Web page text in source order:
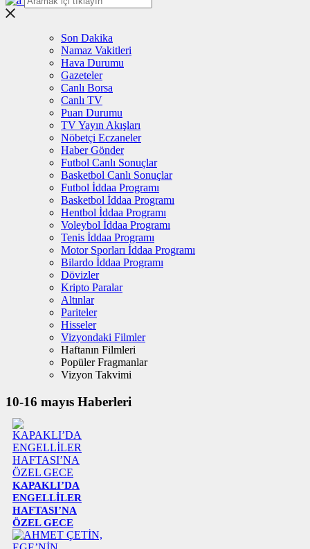
Son Dakika
Namaz Vakitleri
Hava Durumu
Gazeteler
Canlı Borsa
Canlı TV
Puan Durumu
TV Yayın Akışları
Nöbetçi Eczaneler
Haber Gönder
Futbol Canlı Sonuçlar
Basketbol Canlı Sonuçlar
Futbol İddaa Programı
Basketbol İddaa Programı
Hentbol İddaa Programı
Voleybol İddaa Programı
Tenis İddaa Programı
Motor Sporları İddaa Programı
Bilardo İddaa Programı
Dövizler
Kripto Paralar
Altınlar
Pariteler
Hisseler
Vizyondaki Filmler
Haftanın Filmleri
Popüler Fragmanlar
Vizyon Takvimi
10-16 mayıs Haberleri
KAPAKLI’DA
ENGELLİLER
HAFTASI’NA
ÖZEL GECE